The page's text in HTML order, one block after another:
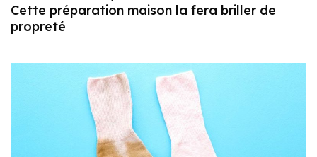
Cette préparation maison la fera briller de
propreté